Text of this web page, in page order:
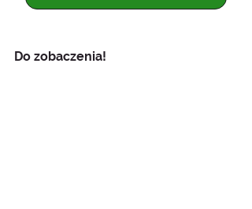
Do zobaczenia!